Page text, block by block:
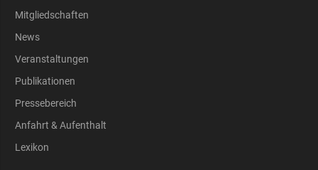
Mitgliedschaften
News
Veranstaltungen
Publikationen
Pressebereich
Anfahrt & Aufenthalt
Lexikon